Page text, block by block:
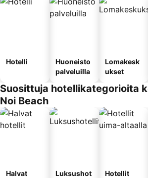
Hotelli
Huoneisto
palveluilla
Lomakesk
ukset
Suosittuja hotellikategorioita
Noi Beach
Halvat
Luksushot
Hotellit